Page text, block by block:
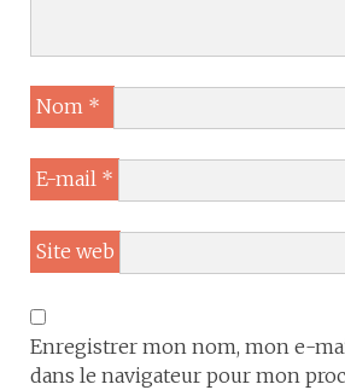
Nom *
E-mail *
Site web
Enregistrer mon nom, mon e-
dans le navigateur pour mon